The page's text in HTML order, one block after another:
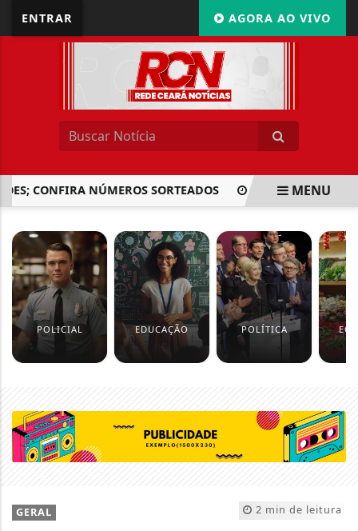
ENTRAR AGORA AO VIVO
CONFIRA NÚMEROS SORTEADOS CONSELHO ELEVA
MENU
POLICIAL EDUCAÇÃO POLÍTICA
2 min de leitura
GERAL